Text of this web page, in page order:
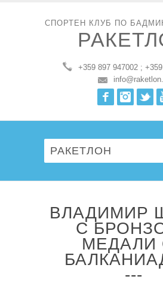
СПОРТЕН КЛУБ ПО
+359 897 947002 ;
Facebook
РАКЕТЛОН
ВЛАДИМИР
С
МЕДАЛИ